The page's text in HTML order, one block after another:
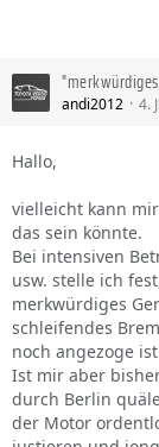
andi2012 4.
Hallo,
vielleicht kann
das sein könnte.
Bei intensiven
usw. stelle ich
merkwürdiges
schleifendes
noch angezoge
Ist mir aber
durch Berlin
der Motor